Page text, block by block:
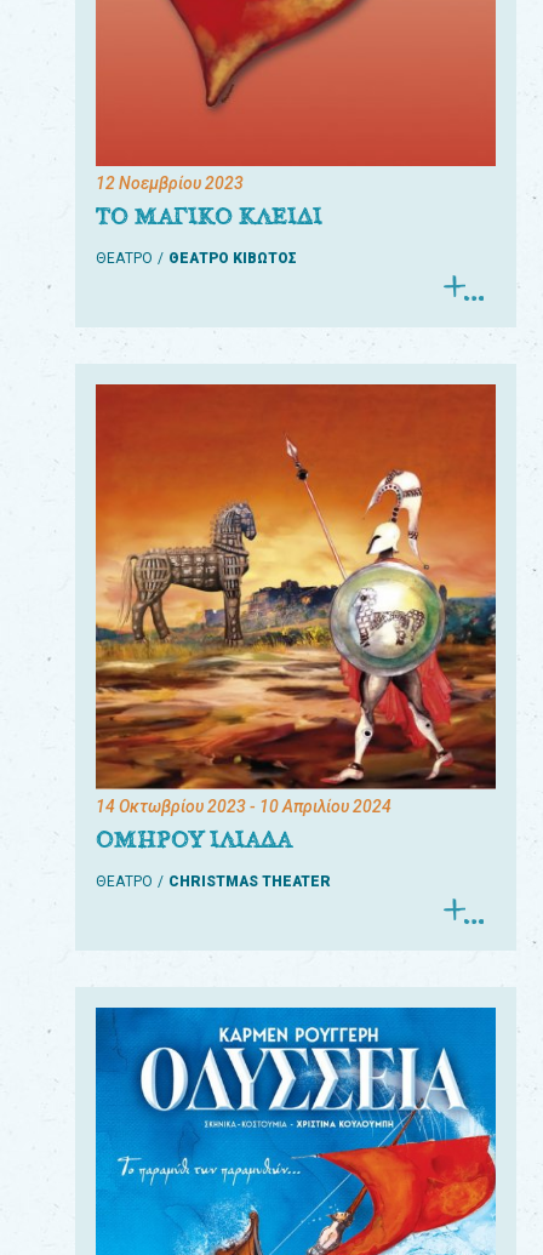
12 Νοεμβρίου 2023
ΤΟ ΜΑΓΙΚΟ ΚΛΕΙΔΙ
ΘΕΑΤΡΟ ΘΕΑΤΡΟ ΚΙΒΩΤΟΣ
14 Οκτωβρίου 2023- 10 Απριλίου 2024
ΟΜΗΡΟΥ ΙΛΙΑΔΑ
ΘΕΑΤΡΟ CHRISTMAS THEATER